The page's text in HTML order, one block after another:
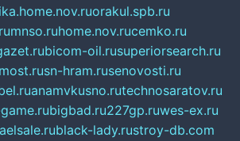
orakul.spb.ru
mnso.ruhome.nov.rucemko.ru
bicom-oil.rusuperiorsearch.ru
sn-hram.rusenovosti.ru
anamvkusno.rutechnosaratov.ru
bigbad.ru227gp.ruwes-ex.ru
black-lady.rustroy-db.com